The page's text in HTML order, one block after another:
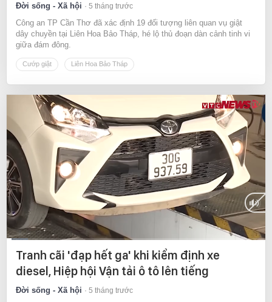
Đời sống - Xã hội 5 tháng trước
Công an TP Cần Thơ đã xác định 19 đối tượng liên quan vụ giật
dây chuyền tại Liên Hoa Bảo Tháp, hé lộ thủ đoạn dàn cảnh tinh vi
giữa đám đông.
Cướp giật Liên Hoa Bảo Tháp
Current
Time
/ Duration
10:02
Tranh cãi 'đạp hết ga' khi kiểm định xe
diesel, Hiệp hội Vận tải ô tô lên tiếng
Đời sống - Xã hội 5 tháng trước